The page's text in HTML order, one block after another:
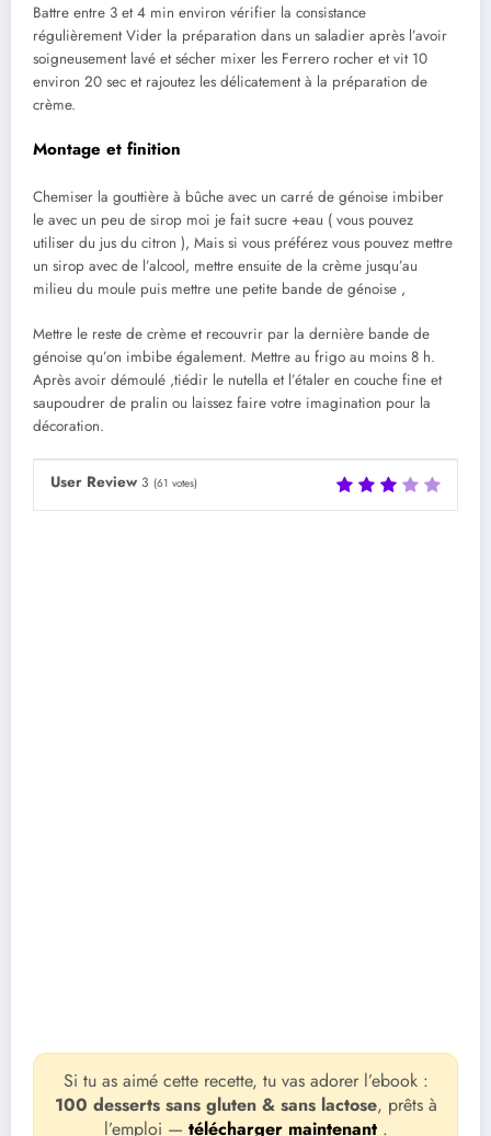
Battre entre 3 et 4 min environ vérifier la consistance
régulièrement Vider la préparation dans un saladier après l’avoir
soigneusement lavé et sécher mixer les Ferrero rocher et vit 10
environ 20 sec et rajoutez les délicatement à la préparation de
crème.
Montage et finition
Chemiser la gouttière à bûche avec un carré de génoise imbiber
le avec un peu de sirop moi je fait sucre +eau ( vous pouvez
utiliser du jus du citron ), Mais si vous préférez vous pouvez mettre
un sirop avec de l’alcool, mettre ensuite de la crème jusqu’au
milieu du moule puis mettre une petite bande de génoise ,
Mettre le reste de crème et recouvrir par la dernière bande de
génoise qu’on imbibe également. Mettre au frigo au moins 8 h.
Après avoir démoulé ,tiédir le nutella et l’étaler en couche fine et
saupoudrer de pralin ou laissez faire votre imagination pour la
décoration.
User Review 3 (61 votes)
Si tu as aimé cette recette, tu vas adorer l’ebook :
100 desserts sans gluten & sans lactose, prêts à
l’emploi — télécharger maintenant .